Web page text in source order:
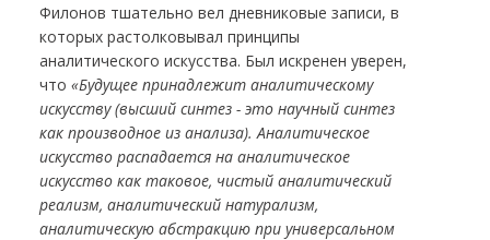
Филонов тшательно вел дневниковые записи, в
которых растолковывал принципы
аналитического искусства. Был искренен уверен,
что «Будущее принадлежит аналитическому
искусству (высший синтез - это научный синтез
как производное из анализа). Аналитическое
искусство распадается на аналитическое
искусство как таковое, чистый аналитический
реализм, аналитический натурализм,
аналитическую абстракцию при универсальном